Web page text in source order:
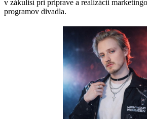
v zákulisí pri príprave a realizácii
programov divadla.